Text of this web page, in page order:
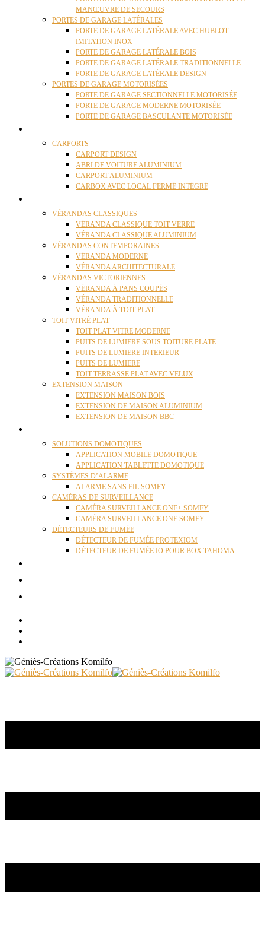
MANŒUVRE DE SECOURS
PORTES DE GARAGE LATÉRALES
PORTE DE GARAGE LATÉRALE AVEC HUBLOT
IMITATION INOX
PORTE DE GARAGE LATÉRALE BOIS
PORTE DE GARAGE LATÉRALE TRADITIONNELLE
PORTE DE GARAGE LATÉRALE DESIGN
PORTES DE GARAGE MOTORISÉES
PORTE DE GARAGE SECTIONNELLE MOTORISÉE
PORTE DE GARAGE MODERNE MOTORISÉE
PORTE DE GARAGE BASCULANTE MOTORISÉE
CARPORTS
CARPORT DESIGN
ABRI DE VOITURE ALUMINIUM
CARPORT ALUMINIUM
CARBOX AVEC LOCAL FERMÉ INTÉGRÉ
VÉRANDAS CLASSIQUES
VÉRANDA CLASSIQUE TOIT VERRE
VÉRANDA CLASSIQUE ALUMINIUM
VÉRANDAS CONTEMPORAINES
VÉRANDA MODERNE
VÉRANDA ARCHITECTURALE
VÉRANDAS VICTORIENNES
VÉRANDA À PANS COUPÉS
VÉRANDA TRADITIONNELLE
VÉRANDA À TOIT PLAT
TOIT VITRÉ PLAT
TOIT PLAT VITRE MODERNE
PUITS DE LUMIERE SOUS TOITURE PLATE
PUITS DE LUMIERE INTERIEUR
PUITS DE LUMIERE
TOIT TERRASSE PLAT AVEC VELUX
EXTENSION MAISON
EXTENSION MAISON BOIS
EXTENSION DE MAISON ALUMINIUM
EXTENSION DE MAISON BBC
SOLUTIONS DOMOTIQUES
APPLICATION MOBILE DOMOTIQUE
APPLICATION TABLETTE DOMOTIQUE
SYSTÈMES D’ALARME
ALARME SANS FIL SOMFY
CAMÉRAS DE SURVEILLANCE
CAMÉRA SURVEILLANCE ONE+ SOMFY
CAMÉRA SURVEILLANCE ONE SOMFY
DÉTECTEURS DE FUMÉE
DÉTECTEUR DE FUMÉE PROTEXIOM
DÉTECTEUR DE FUMÉE IO POUR BOX TAHOMA